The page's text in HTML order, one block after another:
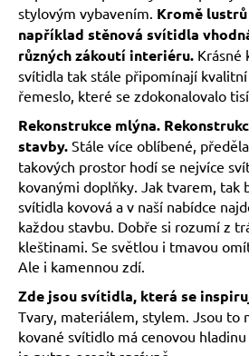
stylovým vybavením. Kromě
například stěnová svítidla
různých zákoutí interiéru. Krásné
svítidla tak stále připomínají
řemeslo, které se zdokonalovalo
Rekonstrukce mlýna.
stavby. Stále více oblíbené,
takových prostor hodí se nejvíce
kovanými doplňky. Jak tvarem, tak
svítidla kovová a v naší nabídce
každou stavbu. Dobře si rozumí z
kleštinami. Se světlou i tmavou
Ale i kamennou zdí.
Zde jsou svítidla, která se
Tvary, materiálem, stylem. Jsou to
kované svítidlo má cenovou
?
HLEDAT